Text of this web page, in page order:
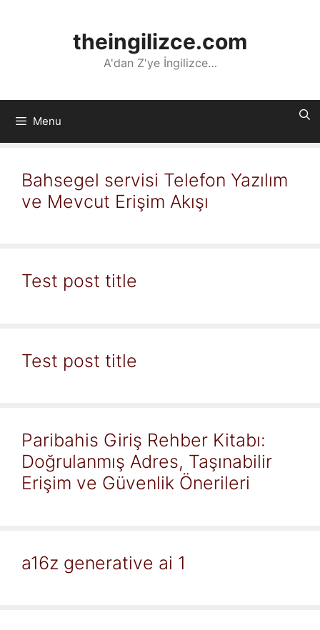
theingilizce.com
A'dan Z'ye İngilizce…
Menu
Bahsegel servisi Telefon Yazılım
ve Mevcut Erişim Akışı
Test post title
Test post title
Paribahis Giriş Rehber Kitabı:
Doğrulanmış Adres, Taşınabilir
Erişim ve Güvenlik Önerileri
a16z generative ai 1